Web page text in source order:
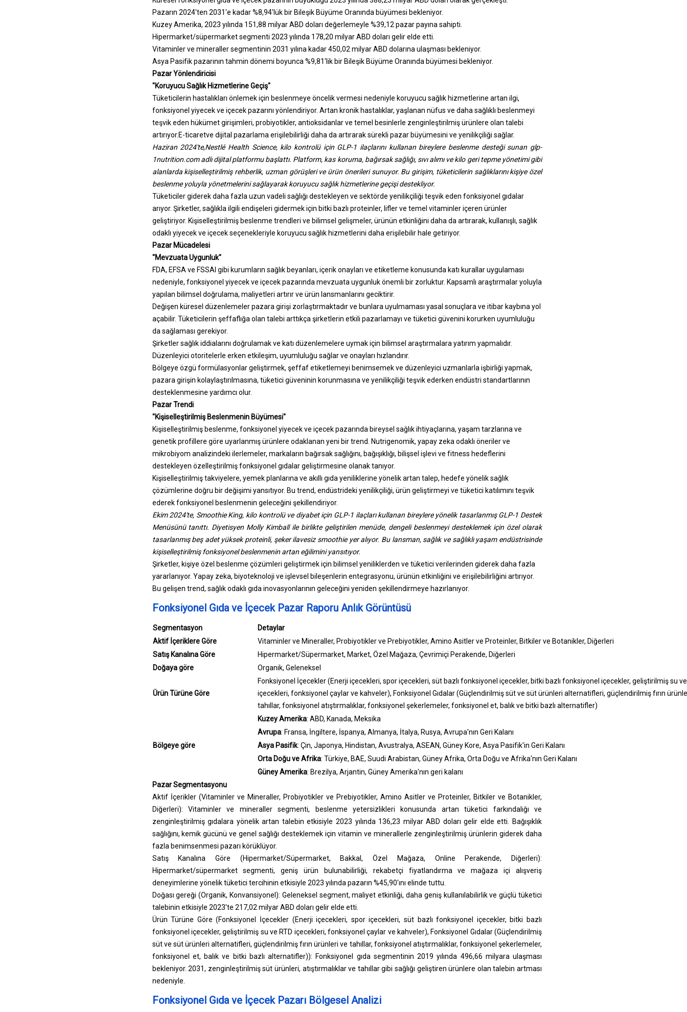
Pazarın 2024'ten 2031'e kadar %8,94'lük bir Bileşik Büyüme Oranında büyümesi bekleniyor.
Kuzey Amerika, 2023 yılında 151,88 milyar ABD doları değerlemeyle %39,12 pazar payına sahipti.
Hipermarket/süpermarket segmenti 2023 yılında 178,20 milyar ABD doları gelir elde etti.
Vitaminler ve mineraller segmentinin 2031 yılına kadar 450,02 milyar ABD dolarına ulaşması bekleniyor.
Asya Pasifik pazarının tahmin dönemi boyunca %9,81'lik bir Bileşik Büyüme Oranında büyümesi bekleniyor.
Pazar Yönlendiricisi
"Koruyucu Sağlık Hizmetlerine Geçiş"
Tüketicilerin hastalıkları önlemek için beslenmeye öncelik vermesi nedeniyle koruyucu sağlık hizmetlerine artan ilgi,
fonksiyonel yiyecek ve içecek pazarını yönlendiriyor. Artan kronik hastalıklar, yaşlanan nüfus ve daha sağlıklı beslenmeyi
teşvik eden hükümet girişimleri, probiyotikler, antioksidanlar ve temel besinlerle zenginleştirilmiş ürünlere olan talebi
artırıyor.E-ticaretve dijital pazarlama erişilebilirliği daha da artırarak sürekli pazar büyümesini ve yenilikçiliği sağlar.
Haziran 2024'te,Nestlé Health Science, kilo kontrolü için GLP-1 ilaçlarını kullanan bireylere beslenme desteği sunan glp-
1nutrition.com adlı dijital platformu başlattı. Platform, kas koruma, bağırsak sağlığı, sıvı alımı ve kilo geri tepme yönetimi gibi
alanlarda kişiselleştirilmiş rehberlik, uzman görüşleri ve ürün önerileri sunuyor. Bu girişim, tüketicilerin sağlıklarını kişiye özel
beslenme yoluyla yönetmelerini sağlayarak koruyucu sağlık hizmetlerine geçişi destekliyor.
Tüketiciler giderek daha fazla uzun vadeli sağlığı destekleyen ve sektörde yenilikçiliği teşvik eden fonksiyonel gıdalar
arıyor. Şirketler, sağlıkla ilgili endişeleri gidermek için bitki bazlı proteinler, lifler ve temel vitaminler içeren ürünler
geliştiriyor. Kişiselleştirilmiş beslenme trendleri ve bilimsel gelişmeler, ürünün etkinliğini daha da artırarak, kullanışlı, sağlık
odaklı yiyecek ve içecek seçenekleriyle koruyucu sağlık hizmetlerini daha erişilebilir hale getiriyor.
Pazar Mücadelesi
"Mevzuata Uygunluk"
FDA, EFSA ve FSSAI gibi kurumların sağlık beyanları, içerik onayları ve etiketleme konusunda katı kurallar uygulaması
nedeniyle, fonksiyonel yiyecek ve içecek pazarında mevzuata uygunluk önemli bir zorluktur. Kapsamlı araştırmalar yoluyla
yapılan bilimsel doğrulama, maliyetleri artırır ve ürün lansmanlarını geciktirir.
Değişen küresel düzenlemeler pazara girişi zorlaştırmaktadır ve bunlara uyulmaması yasal sonuçlara ve itibar kaybına yol
açabilir. Tüketicilerin şeffaflığa olan talebi arttıkça şirketlerin etkili pazarlamayı ve tüketici güvenini korurken uyumluluğu
da sağlaması gerekiyor.
Şirketler sağlık iddialarını doğrulamak ve katı düzenlemelere uymak için bilimsel araştırmalara yatırım yapmalıdır.
Düzenleyici otoritelerle erken etkileşim, uyumluluğu sağlar ve onayları hızlandırır.
Bölgeye özgü formülasyonlar geliştirmek, şeffaf etiketlemeyi benimsemek ve düzenleyici uzmanlarla işbirliği yapmak,
pazara girişin kolaylaştırılmasına, tüketici güveninin korunmasına ve yenilikçiliği teşvik ederken endüstri standartlarının
desteklenmesine yardımcı olur.
Pazar Trendi
"Kişiselleştirilmiş Beslenmenin Büyümesi"
Kişiselleştirilmiş beslenme, fonksiyonel yiyecek ve içecek pazarında bireysel sağlık ihtiyaçlarına, yaşam tarzlarına ve
genetik profillere göre uyarlanmış ürünlere odaklanan yeni bir trend. Nutrigenomik, yapay zeka odaklı öneriler ve
mikrobiyom analizindeki ilerlemeler, markaların bağırsak sağlığını, bağışıklığı, bilişsel işlevi ve fitness hedeflerini
destekleyen özelleştirilmiş fonksiyonel gıdalar geliştirmesine olanak tanıyor.
Kişiselleştirilmiş takviyelere, yemek planlarına ve akıllı gıda yeniliklerine yönelik artan talep, hedefe yönelik sağlık
çözümlerine doğru bir değişimi yansıtıyor. Bu trend, endüstrideki yenilikçiliği, ürün geliştirmeyi ve tüketici katılımını teşvik
ederek fonksiyonel beslenmenin geleceğini şekillendiriyor.
Ekim 2024'te, Smoothie King, kilo kontrolü ve diyabet için GLP-1 ilaçları kullanan bireylere yönelik tasarlanmış GLP-1 Destek
Menüsünü tanıttı. Diyetisyen Molly Kimball ile birlikte geliştirilen menüde, dengeli beslenmeyi desteklemek için özel olarak
tasarlanmış beş adet yüksek proteinli, şeker ilavesiz smoothie yer alıyor. Bu lansman, sağlık ve sağlıklı yaşam endüstrisinde
kişiselleştirilmiş fonksiyonel beslenmenin artan eğilimini yansıtıyor.
Şirketler, kişiye özel beslenme çözümleri geliştirmek için bilimsel yeniliklerden ve tüketici verilerinden giderek daha fazla
yararlanıyor. Yapay zeka, biyoteknoloji ve işlevsel bileşenlerin entegrasyonu, ürünün etkinliğini ve erişilebilirliğini artırıyor.
Bu gelişen trend, sağlık odaklı gıda inovasyonlarının geleceğini yeniden şekillendirmeye hazırlanıyor.
Fonksiyonel Gıda ve İçecek Pazar Raporu Anlık Görüntüsü
Segmentasyon
Detaylar
Aktif İçeriklere Göre
Vitaminler ve Mineraller, Probiyotikler ve Prebiyotikler, Amino Asitler ve Proteinler, Bitkiler ve Botanikler, Diğerleri
Satış Kanalına Göre
Hipermarket/Süpermarket, Market, Özel Mağaza, Çevrimiçi Perakende, Diğerleri
Doğaya göre
Organik, Geleneksel
Ürün Türüne Göre
Fonksiyonel İçecekler (Enerji içecekleri, spor içecekleri, süt bazlı fonksiyonel içecekler, bitki bazlı fonksiyonel içecekler, geliştirilmiş su ve
içecekleri, fonksiyonel çaylar ve kahveler), Fonksiyonel Gıdalar (Güçlendirilmiş süt ve süt ürünleri alternatifleri, güçlendirilmiş fırın
tahıllar, fonksiyonel atıştırmalıklar, fonksiyonel şekerlemeler, fonksiyonel et, balık ve bitki bazlı alternatifler)
Bölgeye göre
Kuzey Amerika: ABD, Kanada, Meksika
Avrupa: Fransa, İngiltere, İspanya, Almanya, İtalya, Rusya, Avrupa'nın Geri Kalanı
Asya Pasifik: Çin, Japonya, Hindistan, Avustralya, ASEAN, Güney Kore, Asya Pasifik'in Geri Kalanı
Orta Doğu ve Afrika: Türkiye, BAE, Suudi Arabistan, Güney Afrika, Orta Doğu ve Afrika'nın Geri Kalanı
Güney Amerika: Brezilya, Arjantin, Güney Amerika'nın geri kalanı
Pazar Segmentasyonu
Aktif İçerikler (Vitaminler ve Mineraller, Probiyotikler ve Prebiyotikler, Amino Asitler ve Proteinler, Bitkiler ve Botanikler,
Diğerleri): Vitaminler ve mineraller segmenti, beslenme yetersizlikleri konusunda artan tüketici farkındalığı ve
zenginleştirilmiş gıdalara yönelik artan talebin etkisiyle 2023 yılında 136,23 milyar ABD doları gelir elde etti. Bağışıklık
sağlığını, kemik gücünü ve genel sağlığı desteklemek için vitamin ve minerallerle zenginleştirilmiş ürünlerin giderek daha
fazla benimsenmesi pazarı körüklüyor.
Satış Kanalına Göre (Hipermarket/Süpermarket, Bakkal, Özel Mağaza, Online Perakende, Diğerleri):
Hipermarket/süpermarket segmenti, geniş ürün bulunabilirliği, rekabetçi fiyatlandırma ve mağaza içi alışveriş
deneyimlerine yönelik tüketici tercihinin etkisiyle 2023 yılında pazarın %45,90'ını elinde tuttu.
Doğası gereği (Organik, Konvansiyonel): Geleneksel segment, maliyet etkinliği, daha geniş kullanılabilirlik ve güçlü tüketici
talebinin etkisiyle 2023'te 217,02 milyar ABD doları gelir elde etti.
Ürün Türüne Göre (Fonksiyonel İçecekler (Enerji içecekleri, spor içecekleri, süt bazlı fonksiyonel içecekler, bitki bazlı
fonksiyonel içecekler, geliştirilmiş su ve RTD içecekleri, fonksiyonel çaylar ve kahveler), Fonksiyonel Gıdalar (Güçlendirilmiş
süt ve süt ürünleri alternatifleri, güçlendirilmiş fırın ürünleri ve tahıllar, fonksiyonel atıştırmalıklar, fonksiyonel şekerlemeler,
fonksiyonel et, balık ve bitki bazlı alternatifler)): Fonksiyonel gıda segmentinin 2019 yılında 496,66 milyara ulaşması
bekleniyor. 2031, zenginleştirilmiş süt ürünleri, atıştırmalıklar ve tahıllar gibi sağlığı geliştiren ürünlere olan talebin artması
nedeniyle.
Fonksiyonel Gıda ve İçecek Pazarı Bölgesel Analizi